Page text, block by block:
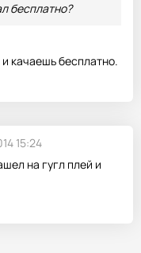
бесплатно?
качаешь бесплатно.
15:24
на гугл плей и